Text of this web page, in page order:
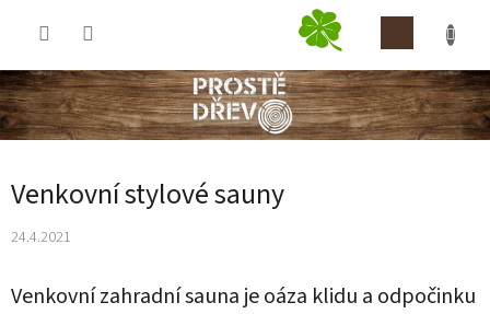
Venkovní stylové sauny
24.4.2021
Venkovní zahradní sauna je oáza klidu a odpočinku